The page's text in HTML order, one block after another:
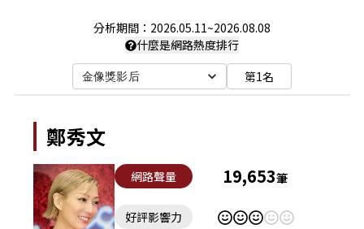
分析期間： 2026.05.11~2026.08.08
什麼是網路熱度排行
金像獎影后 第1名
鄭秀文
網路聲量 19,653筆
好評影響力